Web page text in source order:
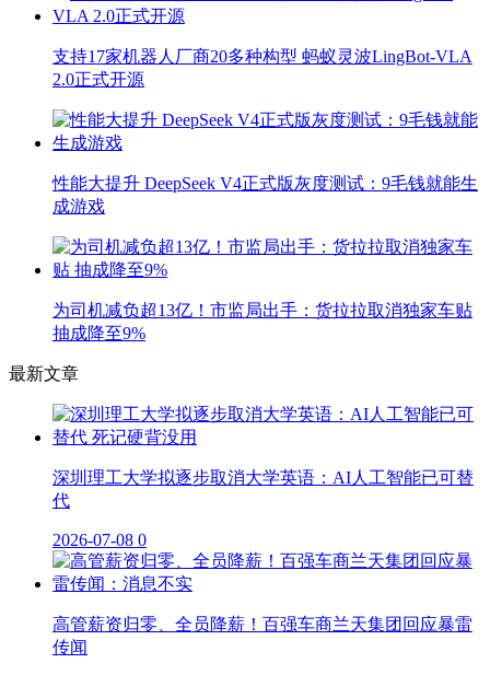
支持17家机器人厂商20多种构型 蚂蚁灵波LingBot-VLA
2.0正式开源
性能大提升 DeepSeek V4正式版灰度测试：9毛钱就能生
成游戏
为司机减负超13亿！市监局出手：货拉拉取消独家车贴
抽成降至9%
最新文章
深圳理工大学拟逐步取消大学英语：AI人工智能已可替
代
2026-07-08 0
高管薪资归零、全员降薪！百强车商兰天集团回应暴雷
传闻